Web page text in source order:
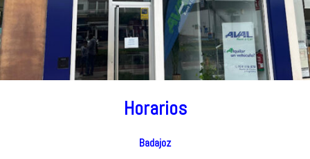
Horarios
Badajoz